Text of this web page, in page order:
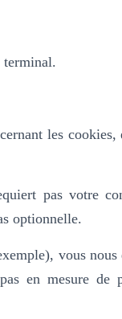
terminal.
les cookies,
pas votre
optionnelle.
vous
en mesure de